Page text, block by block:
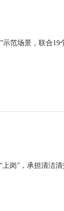
范场景，联合19
岗”，承担清洁